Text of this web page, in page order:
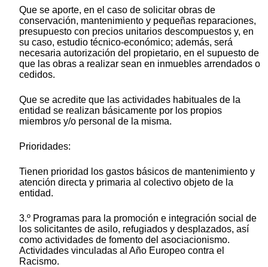
Que se aporte, en el caso de solicitar obras de
conservación, mantenimiento y pequeñas reparaciones,
presupuesto con precios unitarios descompuestos y, en
su caso, estudio técnico-económico; además, será
necesaria autorización del propietario, en el supuesto de
que las obras a realizar sean en inmuebles arrendados o
cedidos.
Que se acredite que las actividades habituales de la
entidad se realizan básicamente por los propios
miembros y/o personal de la misma.
Prioridades:
Tienen prioridad los gastos básicos de mantenimiento y
atención directa y primaria al colectivo objeto de la
entidad.
3.º Programas para la promoción e integración social de
los solicitantes de asilo, refugiados y desplazados, así
como actividades de fomento del asociacionismo.
Actividades vinculadas al Año Europeo contra el
Racismo.